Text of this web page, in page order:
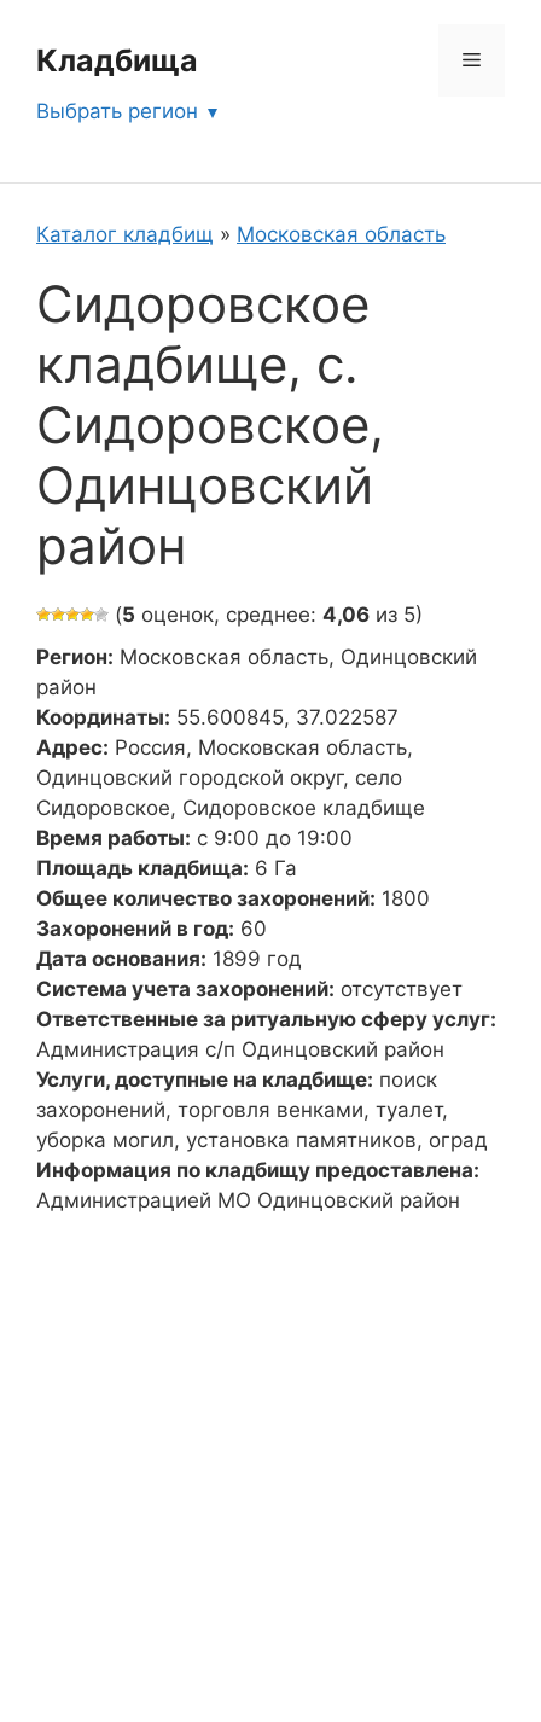
содержимому
Кладбища Меню
Выбрать регион
Каталог кладбищ » Московская область
Сидоровское
кладбище, с.
Сидоровское,
Одинцовский
район
(5 оценок, среднее: 4,06 из 5)
Регион: Московская область, Одинцовский
район
Координаты: 55.600845, 37.022587
Адрес: Россия, Московская область,
Одинцовский городской округ, село
Сидоровское, Сидоровское кладбище
Время работы: с 9:00 до 19:00
Площадь кладбища: 6 Га
Общее количество захоронений: 1800
Захоронений в год: 60
Дата основания: 1899 год
Система учета захоронений: отсутствует
Ответственные за ритуальную сферу услуг:
Администрация с/п Одинцовский район
Услуги, доступные на кладбище: поиск
захоронений, торговля венками, туалет,
уборка могил, установка памятников, оград
Информация по кладбищу предоставлена:
Администрацией МО Одинцовский район